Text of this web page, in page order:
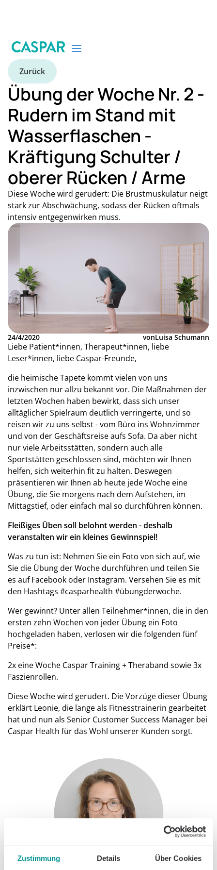
Zustimmung Details Über Cookies
Zurück
Übung der Woche Nr. 2 -
Rudern im Stand mit
Wasserflaschen -
Kräftigung Schulter /
oberer Rücken / Arme
Diese Woche wird gerudert: Die Brustmuskulatur neigt
stark zur Abschwächung, sodass der Rücken oftmals
intensiv entgegenwirken muss.
24/4/2020 vonLuisa Schumann
Liebe Patient*innen, Therapeut*innen, liebe
Leser*innen, liebe Caspar-Freunde,
die heimische Tapete kommt vielen von uns
inzwischen nur allzu bekannt vor. Die Maßnahmen der
letzten Wochen haben bewirkt, dass sich unser
alltäglicher Spielraum deutlich verringerte, und so
reisen wir zu uns selbst - vom Büro ins Wohnzimmer
und von der Geschäftsreise aufs Sofa. Da aber nicht
nur viele Arbeitsstätten, sondern auch alle
Sportstätten geschlossen sind, möchten wir Ihnen
helfen, sich weiterhin fit zu halten. Deswegen
präsentieren wir Ihnen ab heute jede Woche eine
Übung, die Sie morgens nach dem Aufstehen, im
Mittagstief, oder einfach mal so durchführen können.
Fleißiges Üben soll belohnt werden - deshalb
veranstalten wir ein kleines Gewinnspiel!
Was zu tun ist: Nehmen Sie ein Foto von sich auf, wie
Sie die Übung der Woche durchführen und teilen Sie
es auf Facebook oder Instagram. Versehen Sie es mit
den Hashtags #casparhealth #übungderwoche.
Wer gewinnt? Unter allen Teilnehmer*innen, die in den
ersten zehn Wochen von jeder Übung ein Foto
hochgeladen haben, verlosen wir die folgenden fünf
Preise*:
2x eine Woche Caspar Training + Theraband sowie 3x
Faszienrollen.
Diese Woche wird gerudert. Die Vorzüge dieser Übung
erklärt Leonie, die lange als Fitnesstrainerin gearbeitet
hat und nun als Senior Customer Success Manager bei
Caspar Health für das Wohl unserer Kunden sorgt.